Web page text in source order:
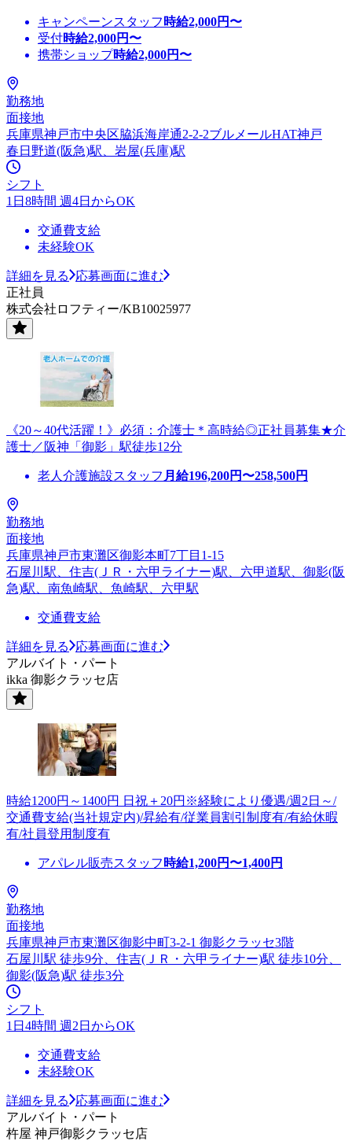
キャンペーンスタッフ 時給2,000円〜
受付時給2,000円〜
携帯ショップ時給2,000円〜
勤務地
面接地
兵庫県神戸市中央区脇浜海岸通2-2-2ブルメールHAT神戸
春日野道(阪急)駅、岩屋(兵庫)駅
シフト
1日8時間 週4日からOK
交通費支給
未経験OK
詳細を見る
応募画面に進む
正社員
株式会社ロフティー/KB10025977
《20～40代活躍！》必須：介護士＊高時給◎正社員募集★介
護士／阪神「御影」駅徒歩12分
老人介護施設スタッフ 月給196,200円〜258,500円
勤務地
面接地
兵庫県神戸市東灘区御影本町7丁目1-15
石屋川駅、住吉(ＪＲ・六甲ライナー)駅、六甲道駅、御影(阪
急)駅、南魚崎駅、魚崎駅、六甲駅
交通費支給
詳細を見る
応募画面に進む
アルバイト・パート
ikka 御影クラッセ店
時給1200円～1400円 日祝＋20円※経験により優遇/週2日～/
交通費支給(当社規定内)/昇給有/従業員割引制度有/有給休暇
有/社員登用制度有
アパレル販売スタッフ 時給1,200円〜1,400円
勤務地
面接地
兵庫県神戸市東灘区御影中町3-2-1 御影クラッセ3階
石屋川駅 徒歩9分、住吉(ＪＲ・六甲ライナー)駅 徒歩10分、
御影(阪急)駅 徒歩3分
シフト
1日4時間 週2日からOK
交通費支給
未経験OK
詳細を見る
応募画面に進む
アルバイト・パート
杵屋 神戸御影クラッセ店